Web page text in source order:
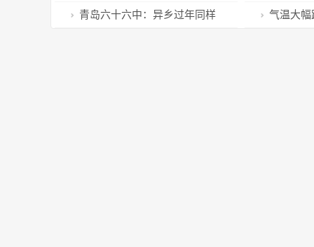
平，正常诊疗正逐步恢复 各省份城
众，共庆美好生活 次1月2日
青岛六十六中：异乡过年同样 气温大幅